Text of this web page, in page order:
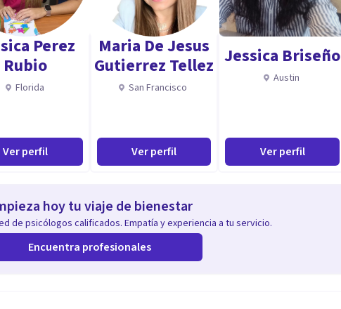
Perez
Rubio
Florida
Ver perfil
Maria De Jesus
Gutierrez Tellez
San Francisco
Ver perfil
Jessica Briseño
Austin
Ver perfil
hoy tu viaje de bienestar
de psicólogos calificados. Empatía y experiencia a tu servicio.
Encuentra profesionales